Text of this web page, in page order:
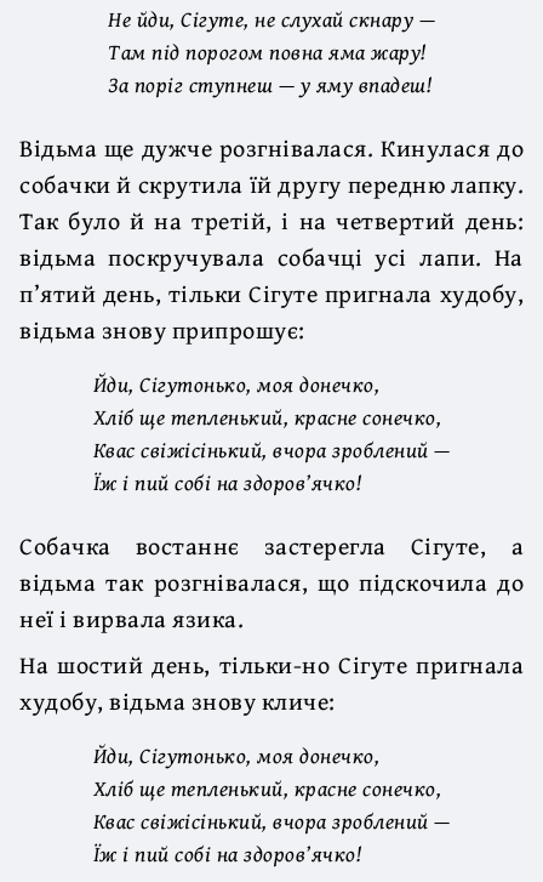
Не йди, Сігуте, не слухай скнару —
Там під порогом повна яма жару!
За поріг ступнеш — у яму впадеш!
Відьма ще дужче розгнівалася. Кинулася до
собачки й скрутила їй другу передню лапку.
Так було й на третій, і на четвертий день:
відьма поскручувала собачці усі лапи. На
п’ятий день, тільки Сігуте пригнала худобу,
відьма знову припрошує:
Йди, Сігутонько, моя донечко,
Хліб ще тепленький, красне сонечко,
Квас свіжісінький, вчора зроблений —
Їж і пий собі на здоров’ячко!
Собачка востаннє застерегла Сігуте, а
відьма так розгнівалася, що підскочила до
неї і вирвала язика.
На шостий день, тільки-но Сігуте пригнала
худобу, відьма знову кличе:
Йди, Сігутонько, моя донечко,
Хліб ще тепленький, красне сонечко,
Квас свіжісінький, вчора зроблений —
Їж і пий собі на здоров’ячко!